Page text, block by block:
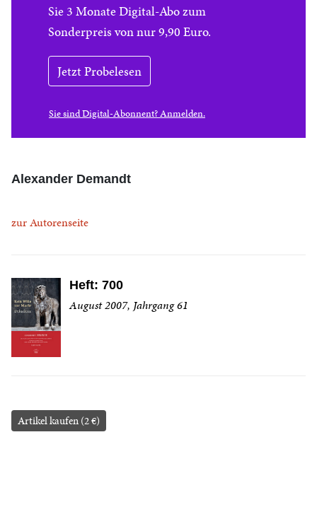
Sie 3 Monate Digital-Abo zum
Sonderpreis von nur 9,90 Euro.
Jetzt Probelesen
Sie sind Digital-Abonnent? Anmelden.
Alexander Demandt
zur Autorenseite
Heft: 700
August 2007, Jahrgang 61
Artikel kaufen (2 €)